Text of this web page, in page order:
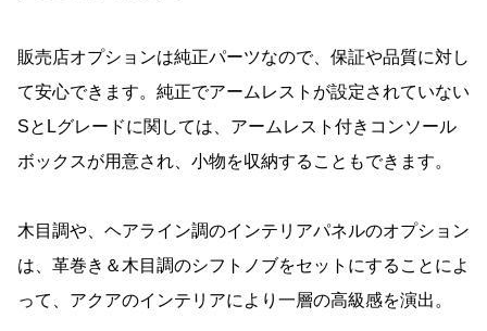
販売店オプションは純正パーツなので、保証や品質に対し
て安心できます。純正でアームレストが設定されていない
SとLグレードに関しては、アームレスト付きコンソール
ボックスが用意され、小物を収納することもできます。
木目調や、ヘアライン調のインテリアパネルのオプション
は、革巻き＆木目調のシフトノブをセットにすることによ
って、アクアのインテリアにより一層の高級感を演出。